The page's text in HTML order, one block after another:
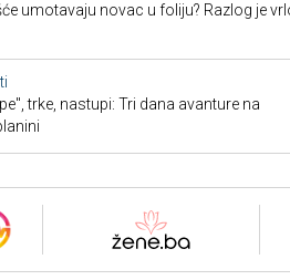
umotavaju novac u foliju? Razlog je
trke, nastupi: Tri dana avanture na